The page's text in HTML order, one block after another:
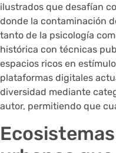
ilustrados que desafían
donde la contaminación
tanto de la psicología
histórica con técnicas
espacios ricos en
plataformas digitales
diversidad mediante
autor, permitiendo que